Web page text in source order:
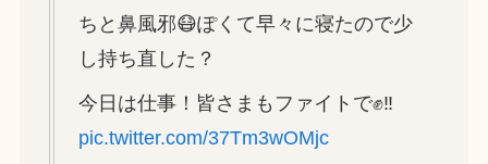
ちと鼻風邪😷ぽくて早々に寝たので少
し持ち直した？
今日は仕事！皆さまもファイトで✊‼️
pic.twitter.com/37Tm3wOMjc